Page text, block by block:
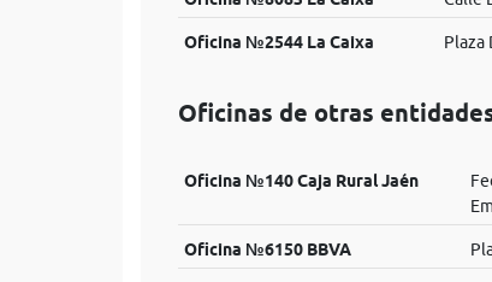
Oficina №2544 La Caixa Plaza
Oficinas de otras
Oficina №140 Caja Rural Jaén
Oficina №6150 BBVA